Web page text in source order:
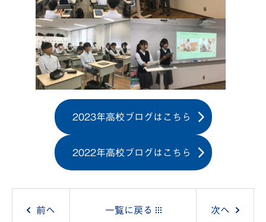
2023年高校ブログはこちら
2022年高校ブログはこちら
前へ 一覧に戻る 次へ